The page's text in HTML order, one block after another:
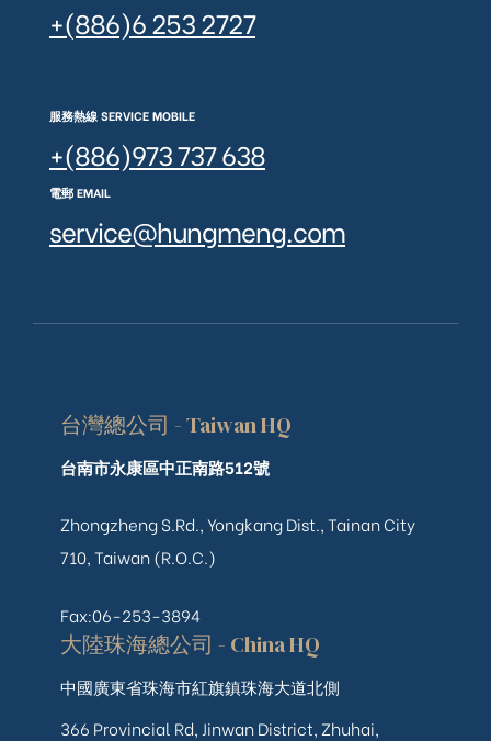
+(886)6 253 2727
服務熱線 SERVICE MOBILE
+(886)973 737 638
電郵 EMAIL
service@hungmeng.com
台灣總公司 - Taiwan HQ
台南市永康區中正南路512號
Zhongzheng S.Rd., Yongkang Dist., Tainan City
710, Taiwan (R.O.C.)
Fax:06-253-3894
大陸珠海總公司 - China HQ
中國廣東省珠海市紅旗鎮珠海大道北側
366 Provincial Rd, Jinwan District, Zhuhai,